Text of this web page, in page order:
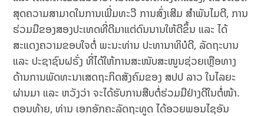
ສຸດຄວາມສາມາດໃນການເພີ່ມທະວີ ການສົ່ງເສີມ ສຳພັນໄມຕີ, ການ
ຮ່ວມມືຂອງສອງປະເທດທີ່ດີມາແຕ່ດົນນານໃຫ້ດີຂຶ້ນ ແລະ ໄດ້
ສະແດງຄວາມຂອບໃຈຕໍ່ ພະນະທ່ານ ປະທານາທິບໍດີ, ລັດຖະບານ
ແລະ ປະຊາຊົນຝຣັ່ງ ທີ່ໄດ້ໃຫ້ການສະໜັບສະໜູນຊ່ວຍເຫຼືອທາງ
ດ້ານການພັດທະນາເສດຖະກິດສັງຄົມຂອງ ສປປ ລາວ ໃນໄລຍະ
ຜ່ານມາ ແລະ ຫວັງວ່າ ຈະໄດ້ຮັບການສືບຕໍ່ຮ່ວມມືຢ່າງດີໃນຕໍ່ໜ້າ.
ຕອນທ້າຍ, ທ່ານ ເອກອັກຄະລັດຖະທູດ ໄດ້ອວຍພອນໄຊອັນ